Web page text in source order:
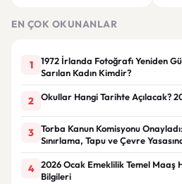
EN ÇOK OKUNANLAR
1
1972 İrlanda Fotoğrafı Yeniden
Sarılan Kadın Kimdir?
2 Okullar Hangi Tarihte Açılacak?
3
Torba Kanun Komisyonu
Sınırlama, Tapu ve Çevre
4
2026 Ocak Emeklilik Temel Maaş
Bilgileri